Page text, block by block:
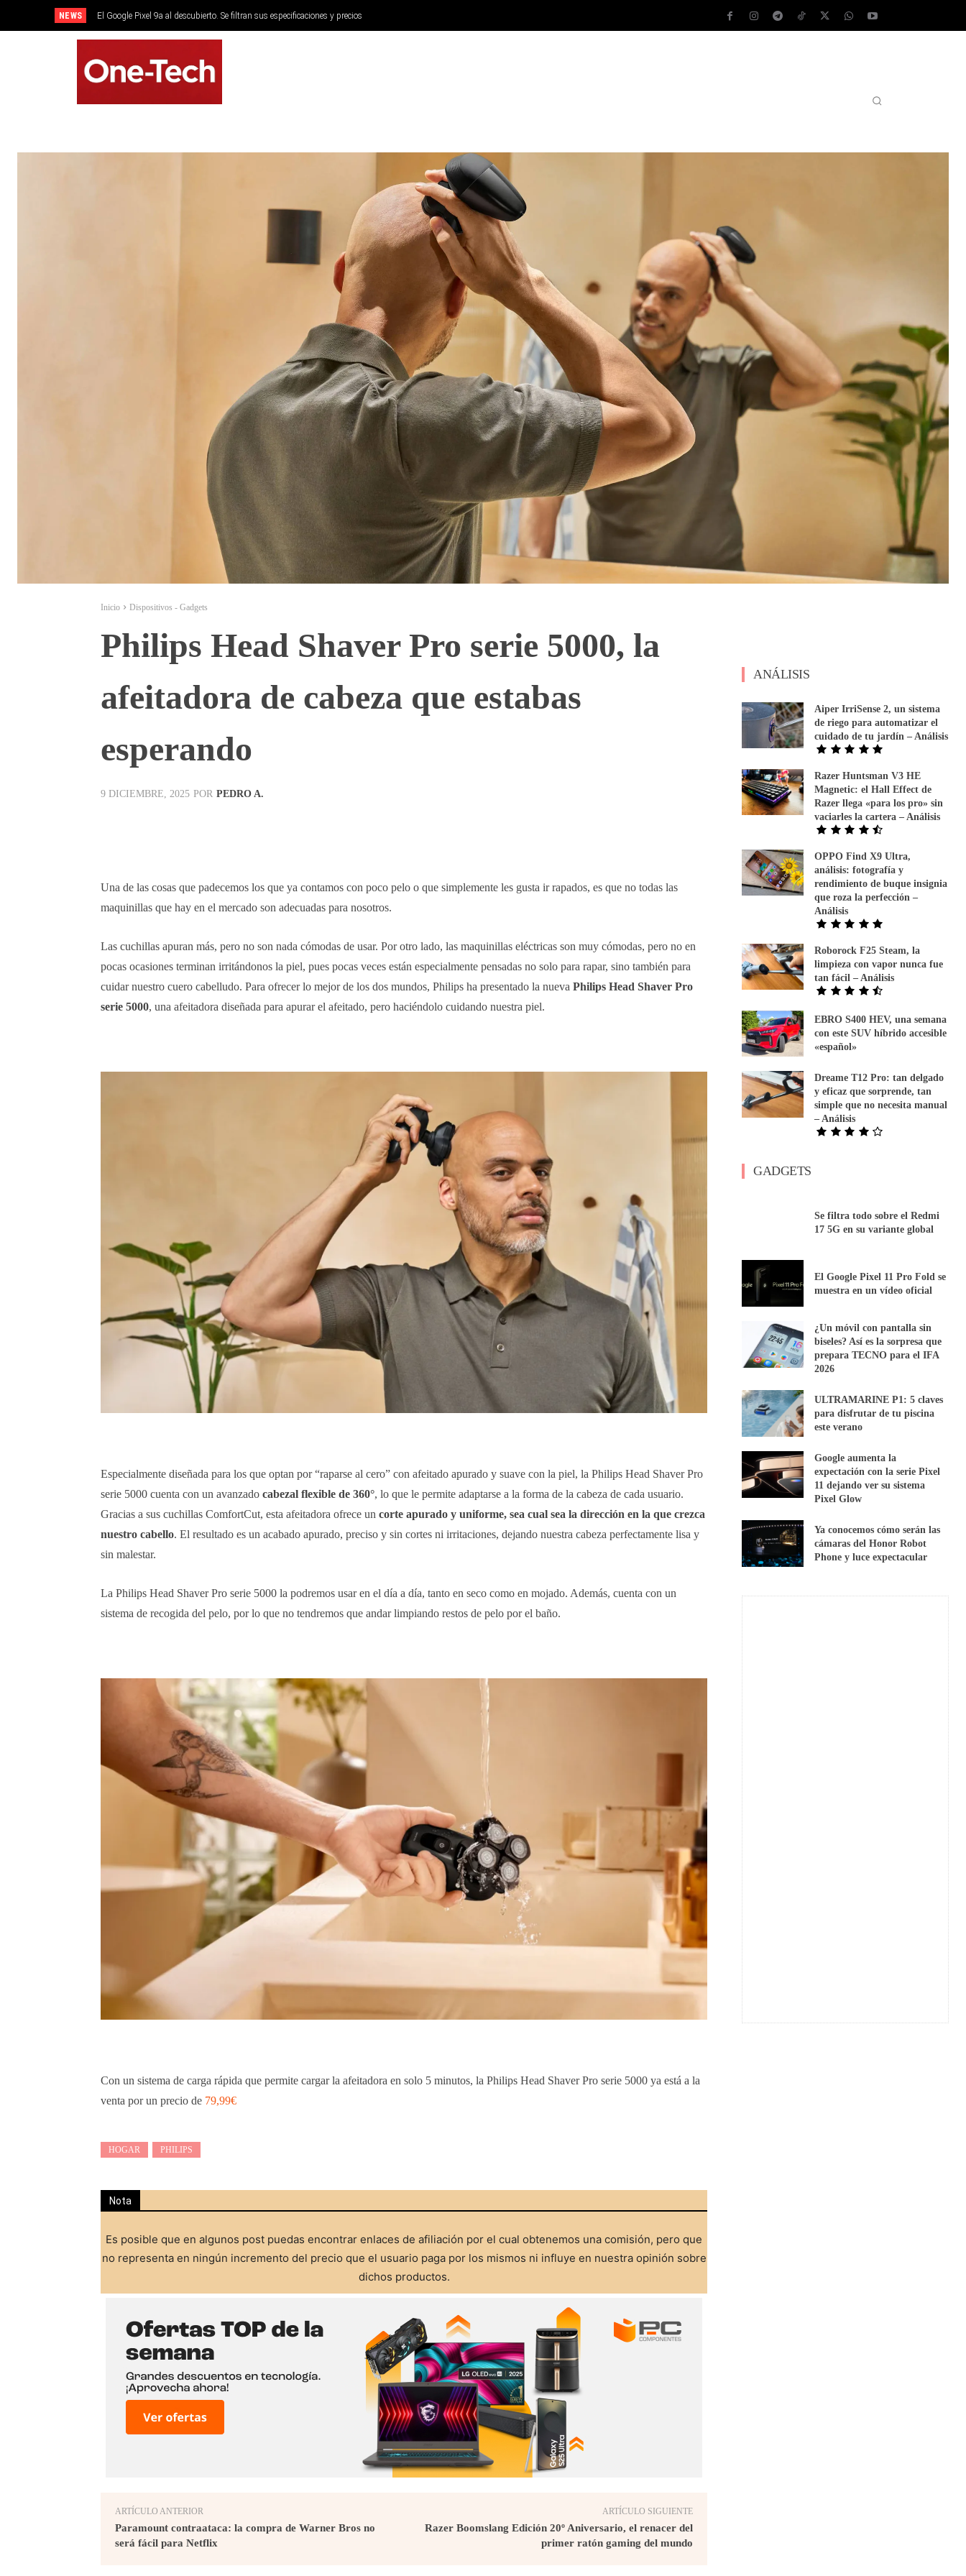
NEWS El Google Pixel 9a al descubierto. Se filtran sus especificaciones y precios
Inicio Dispositivos - Gadgets
Philips Head Shaver Pro serie 5000, la
afeitadora de cabeza que estabas
esperando
9 DICIEMBRE, 2025 POR PEDRO A.
Una de las cosas que padecemos los que ya contamos con poco pelo o que simplemente les gusta ir rapados, es que no todas las
maquinillas que hay en el mercado son adecuadas para nosotros.
Las cuchillas apuran más, pero no son nada cómodas de usar. Por otro lado, las maquinillas eléctricas son muy cómodas, pero no en
pocas ocasiones terminan irritándonos la piel, pues pocas veces están especialmente pensadas no solo para rapar, sino también para
cuidar nuestro cuero cabelludo. Para ofrecer lo mejor de los dos mundos, Philips ha presentado la nueva Philips Head Shaver Pro
serie 5000, una afeitadora diseñada para apurar el afeitado, pero haciéndolo cuidando nuestra piel.
Especialmente diseñada para los que optan por “raparse al cero” con afeitado apurado y suave con la piel, la Philips Head Shaver Pro
serie 5000 cuenta con un avanzado cabezal flexible de 360°, lo que le permite adaptarse a la forma de la cabeza de cada usuario.
Gracias a sus cuchillas ComfortCut, esta afeitadora ofrece un corte apurado y uniforme, sea cual sea la dirección en la que crezca
nuestro cabello. El resultado es un acabado apurado, preciso y sin cortes ni irritaciones, dejando nuestra cabeza perfectamente lisa y
sin malestar.
La Philips Head Shaver Pro serie 5000 la podremos usar en el día a día, tanto en seco como en mojado. Además, cuenta con un
sistema de recogida del pelo, por lo que no tendremos que andar limpiando restos de pelo por el baño.
Con un sistema de carga rápida que permite cargar la afeitadora en solo 5 minutos, la Philips Head Shaver Pro serie 5000 ya está a la
venta por un precio de 79,99€
HOGAR PHILIPS
Nota
Es posible que en algunos post puedas encontrar enlaces de afiliación por el cual obtenemos una comisión, pero que
no representa en ningún incremento del precio que el usuario paga por los mismos ni influye en nuestra opinión sobre
dichos productos.
ARTÍCULO ANTERIOR
Paramount contraataca: la compra de Warner Bros no
será fácil para Netflix
ARTÍCULO SIGUIENTE
Razer Boomslang Edición 20º Aniversario, el renacer del
primer ratón gaming del mundo
ANÁLISIS
Aiper IrriSense 2, un sistema
de riego para automatizar el
cuidado de tu jardín – Análisis
Razer Huntsman V3 HE
Magnetic: el Hall Effect de
Razer llega «para los pro» sin
vaciarles la cartera – Análisis
OPPO Find X9 Ultra,
análisis: fotografía y
rendimiento de buque insignia
que roza la perfección –
Análisis
Roborock F25 Steam, la
limpieza con vapor nunca fue
tan fácil – Análisis
EBRO S400 HEV, una semana
con este SUV híbrido accesible
«español»
Dreame T12 Pro: tan delgado
y eficaz que sorprende, tan
simple que no necesita manual
– Análisis
GADGETS
Se filtra todo sobre el Redmi
17 5G en su variante global
El Google Pixel 11 Pro Fold se
muestra en un vídeo oficial
¿Un móvil con pantalla sin
biseles? Así es la sorpresa que
prepara TECNO para el IFA
2026
ULTRAMARINE P1: 5 claves
para disfrutar de tu piscina
este verano
Google aumenta la
expectación con la serie Pixel
11 dejando ver su sistema
Pixel Glow
Ya conocemos cómo serán las
cámaras del Honor Robot
Phone y luce expectacular